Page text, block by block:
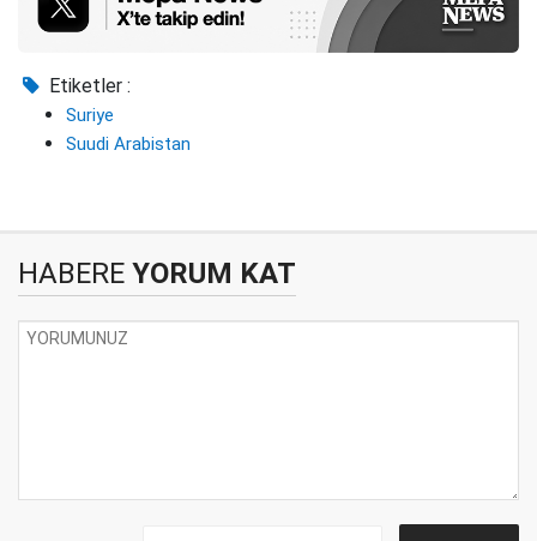
Etiketler :
Suriye
Suudi Arabistan
HABERE YORUM KAT